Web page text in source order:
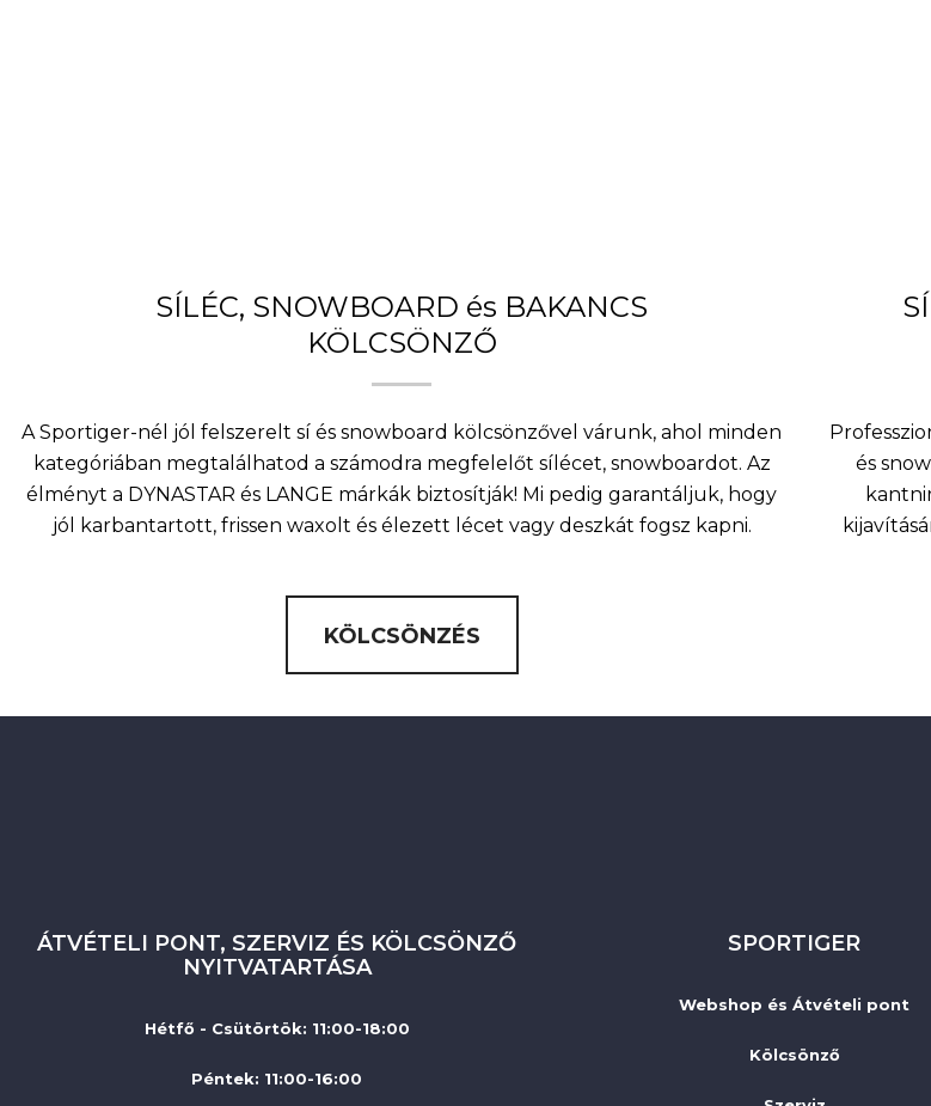
SÍLÉC, SNOWBOARD és BAKANCS
KÖLCSÖNZŐ
A Sportiger-nél jól felszerelt sí és snowboard kölcsönzővel várunk, ahol minden
kategóriában megtalálhatod a számodra megfelelőt sílécet, snowboardot. Az
élményt a DYNASTAR és LANGE márkák biztosítják! Mi pedig garantáljuk, hogy
jól karbantartott, frissen waxolt és élezett lécet vagy deszkát fogsz kapni.
KÖLCSÖNZÉS
és
ÁTVÉTELI PONT, SZERVIZ ÉS KÖLCSÖNZŐ
NYITVATARTÁSA
Hétfő - Csütörtök: 11:00-18:00
Péntek: 11:00-16:00
SPORTIGER
Webshop és Átvételi pont
Kölcsönző